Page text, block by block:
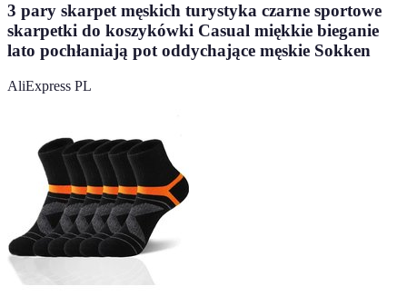
3 pary skarpet męskich turystyka czarne sportowe
skarpetki do koszykówki Casual miękkie bieganie
lato pochłaniają pot oddychające męskie Sokken
AliExpress PL